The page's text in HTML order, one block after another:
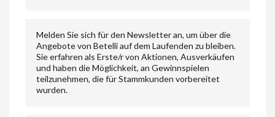
Melden Sie sich für den Newsletter an, um über die
Angebote von Betelli auf dem Laufenden zu bleiben.
Sie erfahren als Erste/r von Aktionen, Ausverkäufen
und haben die Möglichkeit, an Gewinnspielen
teilzunehmen, die für Stammkunden vorbereitet
wurden.